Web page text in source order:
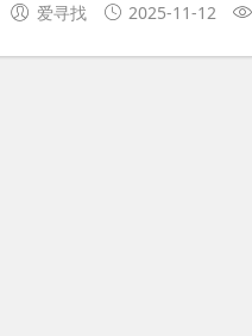
爱寻找 2025-11-12